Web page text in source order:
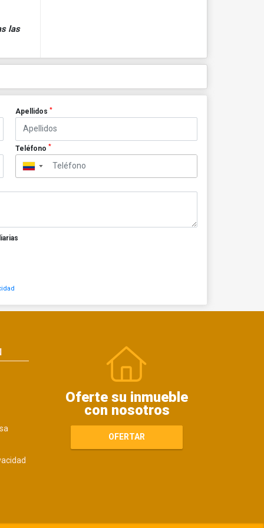
las
Apellidos *
Teléfono *
▼
Oferte su inmueble
con nosotros
OFERTAR